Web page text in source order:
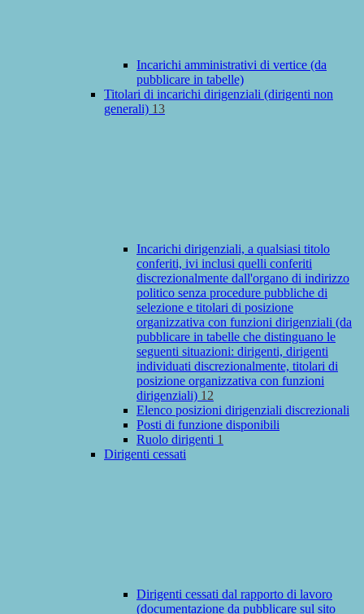
Incarichi amministrativi di vertice (da
pubblicare in tabelle)
Titolari di incarichi dirigenziali (dirigenti non
generali) 13
Incarichi dirigenziali, a qualsiasi titolo
conferiti, ivi inclusi quelli conferiti
discrezionalmente dall'organo di indirizzo
politico senza procedure pubbliche di
selezione e titolari di posizione
organizzativa con funzioni dirigenziali (da
pubblicare in tabelle che distinguano le
seguenti situazioni: dirigenti, dirigenti
individuati discrezionalmente, titolari di
posizione organizzativa con funzioni
dirigenziali) 12
Elenco posizioni dirigenziali discrezionali
Posti di funzione disponibili
Ruolo dirigenti 1
Dirigenti cessati
Dirigenti cessati dal rapporto di lavoro
(documentazione da pubblicare sul sito